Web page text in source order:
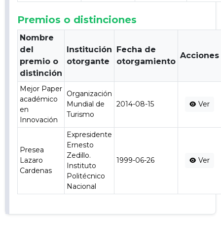
Premios o distinciones
Nombre
del
premio o
distinción
Institución
otorgante
Fecha de
otorgamiento
Acciones
Mejor Paper
académico
en
Innovación
Organización
Mundial de
Turismo
2014-08-15 Ver
Presea
Lazaro
Cardenas
Expresidente
Ernesto
Zedillo.
Instituto
Politécnico
Nacional
1999-06-26 Ver